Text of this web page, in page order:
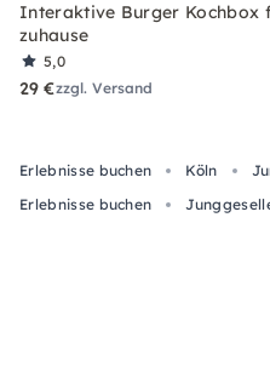
Interaktive Burger Kochbox
zuhause
5,0
29 €zzgl. Versand
Erlebnisse buchen Köln
Erlebnisse buchen